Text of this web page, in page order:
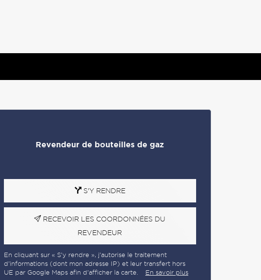
Revendeur de bouteilles de gaz
S'Y RENDRE
RECEVOIR LES COORDONNÉES DU
REVENDEUR
En cliquant sur « S’y rendre », j’autorise le traitement
d’informations (dont mon adresse IP) et leur transfert hors
UE par Google Maps afin d’afficher la carte.
En savoir plus